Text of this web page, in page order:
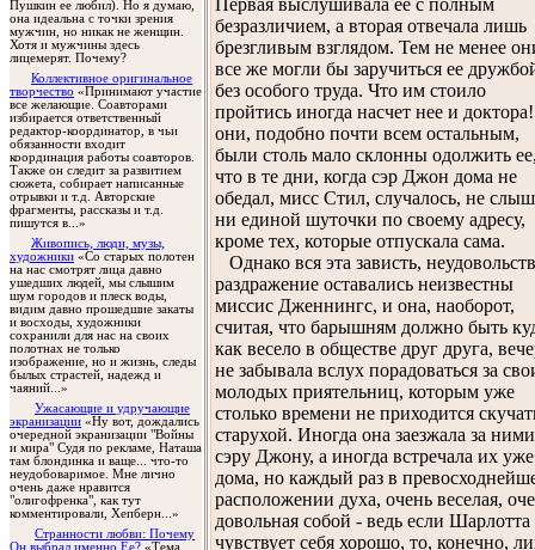
Пушкин ее любил). Но я думаю,
она идеальна с точки зрения
мужчин, но никак не женщин.
Хотя и мужчины здесь
лицемерят. Почему?
Коллективное оригинальное
творчество «Принимают участие
все желающие. Соавторами
избирается ответственный
редактор-координатор, в чьи
обязанности входит
координация работы соавторов.
Также он следит за развитием
сюжета, собирает написанные
отрывки и т.д. Авторские
фрагменты, рассказы и т.д.
пишутся в...»
Живопись, люди, музы,
художники «Со старых полотен
на нас смотрят лица давно
ушедших людей, мы слышим
шум городов и плеск воды,
видим давно прошедшие закаты
и восходы, художники
сохранили для нас на своих
полотнах не только
изображение, но и жизнь, следы
былых страстей, надежд и
чаяний...»
Ужасающие и удручающие
экранизации «Ну вот, дождались
очередной экранизации "Войны
и мира" Судя по рекламе, Наташа
там блондинка и ваще... что-то
неудобоваримое. Мне лично
очень даже нравится
"олигофренка", как тут
комментировали, Хепберн...»
Странности любви: Почему
Он выбрал именно Ее? «Тема
Первая выслушивала ее с полным
безразличием, а вторая отвечала лишь
брезгливым взглядом. Тем не менее
все же могли бы заручиться ее
без особого труда. Что им стоило
пройтись иногда насчет нее и
они, подобно почти всем остальным,
были столь мало склонны одолжить
что в те дни, когда сэр Джон дома не
обедал, мисс Стил, случалось, не
ни единой шуточки по своему адресу,
кроме тех, которые отпускала сама.
Однако вся эта зависть,
раздражение оставались неизвестны
миссис Дженнингс, и она, наоборот,
считая, что барышням должно быть
как весело в обществе друг друга,
не забывала вслух порадоваться за
молодых приятельниц, которым уже
столько времени не приходится
старухой. Иногда она заезжала за
сэру Джону, а иногда встречала их уже
дома, но каждый раз в
расположении духа, очень веселая,
довольная собой - ведь если Шарлотта
чувствует себя хорошо, то, конечно,